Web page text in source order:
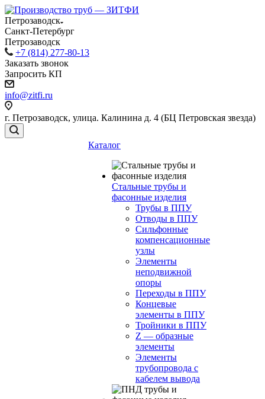
Петрозаводск
Санкт-Петербург
Петрозаводск
+7 (814) 277-80-13
Заказать звонок
Запросить КП
info@zitfi.ru
г. Петрозаводск, улица. Калинина д. 4 (БЦ Петровская звезда)
Каталог
Стальные трубы и
фасонные изделия
Трубы в ППУ
Отводы в ППУ
Сильфонные
компенсационные
узлы
Элементы
неподвижной
опоры
Переходы в ППУ
Концевые
элементы в ППУ
Тройники в ППУ
Z — образные
элементы
Элементы
трубопровода с
кабелем вывода